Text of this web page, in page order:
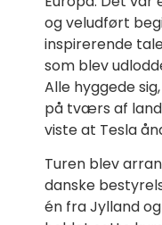
og veludført
inspirerende
som blev
Alle hyggede
på tværs af
viste at Tesla
Turen blev
danske
én fra Jylland